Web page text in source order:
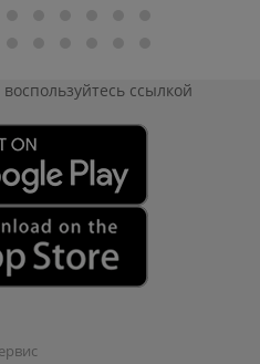
воспользуйтесь ссылкой